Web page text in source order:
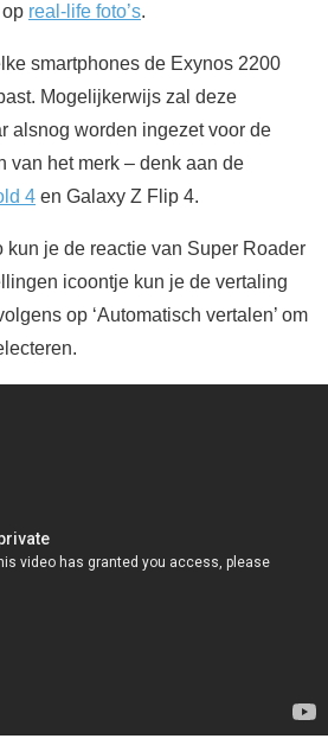
real-life foto’s.
smartphones de Exynos 2200
Mogelijkerwijs zal deze
alsnog worden ingezet voor de
van het merk – denk aan de
4 en Galaxy Z Flip 4.
kun je de reactie van Super Roader
icoontje kun je de vertaling
op ‘Automatisch vertalen’ om